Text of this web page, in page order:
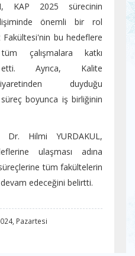
KAP 2025 sürecinin
önemli bir rol
Fakültesi'nin bu hedeflere
çalışmalara katkı
etti. Ayrıca, Kalite
duyduğu
boyunca iş birliğinin
Hilmi YURDAKUL,
ulaşması adına
tüm fakültelerin
devam edeceğini belirtti.
Pazartesi